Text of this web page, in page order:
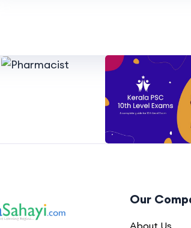
Our
About Us